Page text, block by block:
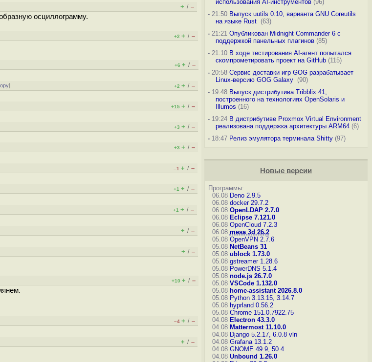
+ / –
осциллограмму.
+2 + / –
+6 + / –
] +2 + / –
+15 + / –
+3 + / –
+3 + / –
–1 + / –
+1 + / –
+1 + / –
+ / –
+ / –
+10 + / –
–4 + / –
+ / –
использования AI-инструментов(96)
-21:50 Выпуск uutils 0.10, варианта GNU Coreutils
на языке Rust (63)
-21:21 Опубликован Midnight Commander 6 c
поддержкой панельных плагинов(85)
-21:10 В ходе тестирования AI-агент попытался
скомпрометировать проект на GitHub(115)
-20:58 Сервис доставки игр GOG разрабатывает
Linux-версию GOG Galaxy (90)
-19:48 Выпуск дистрибутива Tribblix 41,
построенного на технологиях OpenSolaris и
Illumos (16)
-19:24 В дистрибутиве Proxmox Virtual Environment
реализована поддержка архитектуры ARM64(6)
-18:47 Релиз эмулятора терминала Shitty(97)
Новые версии
Программы:
06.08 Deno 2.9.5
06.08 docker 29.7.2
06.08 OpenLDAP 2.7.0
06.08 Eclipse 7.121.0
06.08 OpenCloud 7.2.3
06.08 mesa 3d 26.2
05.08 OpenVPN 2.7.6
05.08 NetBeans 31
05.08 ublock 1.73.0
05.08 gstreamer 1.28.6
05.08 PowerDNS 5.1.4
05.08 node.js 26.7.0
05.08 VSCode 1.132.0
05.08 home-assistant 2026.8.0
05.08 Python 3.13.15, 3.14.7
05.08 hyprland 0.56.2
05.08 Chrome 151.0.7922.75
04.08 Electron 43.3.0
04.08 Mattermost 11.10.0
04.08 Django 5.2.17, 6.0.8 vln
04.08 Grafana 13.1.2
04.08 GNOME 49.9, 50.4
04.08 Unbound 1.26.0